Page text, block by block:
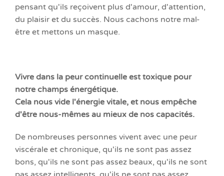
pensant qu'ils reçoivent plus d'amour, d'attention,
du plaisir et du succès. Nous cachons notre mal-
être et mettons un masque.
Vivre dans la peur continuelle est toxique pour
notre champs énergétique.
Cela nous vide l'énergie vitale, et nous empêche
d'être nous-mêmes au mieux de nos capacités.
De nombreuses personnes vivent avec une peur
viscérale et chronique, qu'ils ne sont pas assez
bons, qu'ils ne sont pas assez beaux, qu'ils ne sont